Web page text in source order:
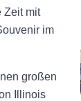
Zeit mit
im
großen
Illinois